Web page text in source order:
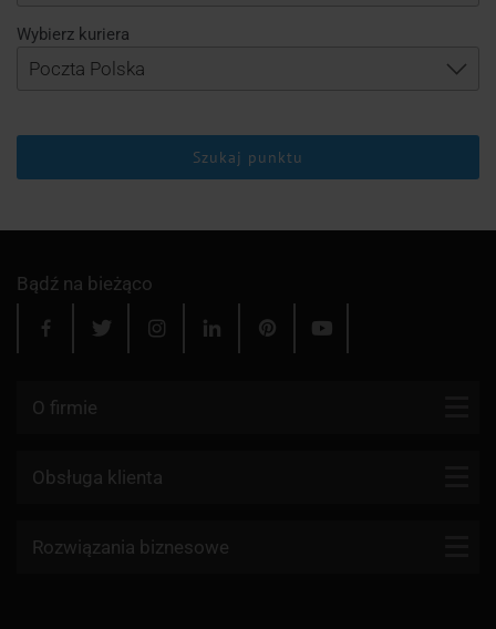
Wybierz kuriera
Szukaj punktu
Bądź na bieżąco
O firmie
Kontakt
Dlaczego my?
Obsługa klienta
Firmy kurierskie
Rozwiązania biznesowe